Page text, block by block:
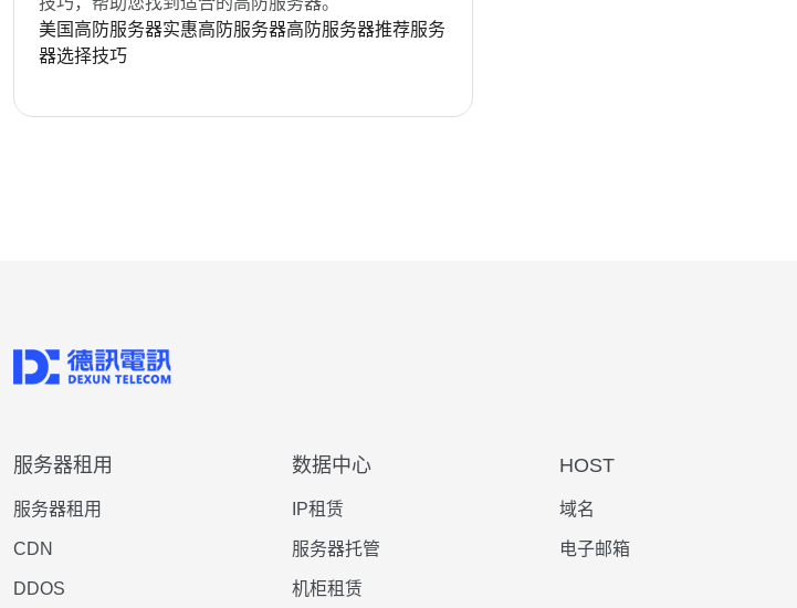
美国高防服务器实惠高防服务器高防服务器推荐服务
器选择技巧
服务器租用
服务器租用
CDN
DDOS
数据中心
IP租赁
服务器托管
机柜租赁
HOST
域名
电子邮箱